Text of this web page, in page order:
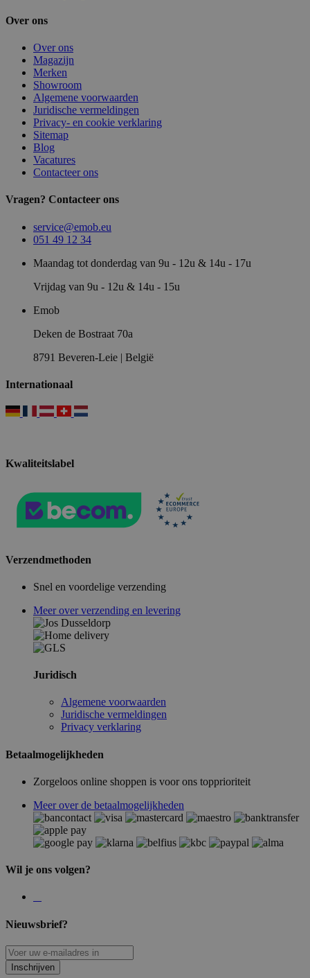
Over ons
Over ons
Magazijn
Merken
Showroom
Algemene voorwaarden
Juridische vermeldingen
Privacy- en cookie verklaring
Sitemap
Blog
Vacatures
Contacteer ons
Vragen? Contacteer ons
service@emob.eu
051 49 12 34
Maandag tot donderdag van 9u - 12u & 14u - 17u
Vrijdag van 9u - 12u & 14u - 15u
Emob
Deken de Bostraat 70a
8791 Beveren-Leie | België
Internationaal
Kwaliteitslabel
Verzendmethoden
Snel en voordelige verzending
Meer over verzending en levering
Juridisch
Algemene voorwaarden
Juridische vermeldingen
Privacy verklaring
Betaalmogelijkheden
Zorgeloos online shoppen is voor ons topprioriteit
Meer over de betaalmogelijkheden
Wil je ons volgen?
Nieuwsbrief?
Inschrijven